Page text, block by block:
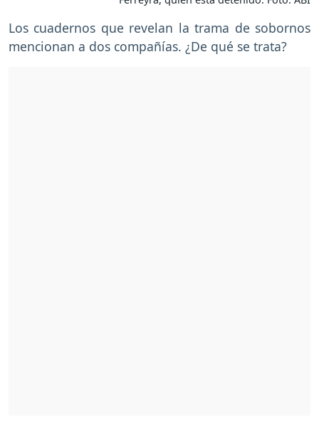
Los cuadernos que revelan la trama de sobornos
mencionan a dos compañías. ¿De qué se trata?